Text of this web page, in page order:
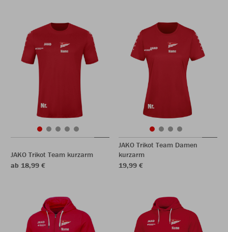
JAKO Trikot Team kurzarm
ab 18,99 €
JAKO Trikot Team Damen
kurzarm
19,99 €